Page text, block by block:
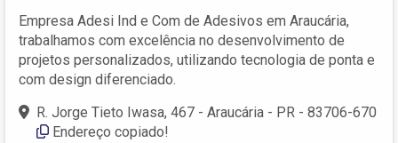
Empresa Adesi Ind e Com de Adesivos em Araucária,
trabalhamos com excelência no desenvolvimento de
projetos personalizados, utilizando tecnologia de ponta e
com design diferenciado.
R. Jorge Tieto Iwasa, 467 - Araucária - PR - 83706-670
Endereço copiado!